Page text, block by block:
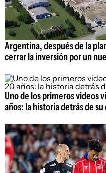
Argentina, después de la
cerrar la inversión por un
Uno de los primeros videos
años: la historia detrás de